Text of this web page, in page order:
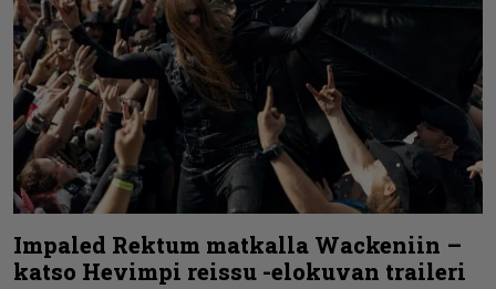
Impaled Rektum matkalla Wackeniin –
katso Hevimpi reissu -elokuvan traileri